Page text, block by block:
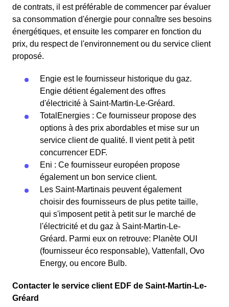
de contrats, il est préférable de commencer par évaluer
sa consommation d'énergie pour connaître ses besoins
énergétiques, et ensuite les comparer en fonction du
prix, du respect de l'environnement ou du service client
proposé.
Engie est le fournisseur historique du gaz.
Engie détient également des offres
d'électricité à Saint-Martin-Le-Gréard.
TotalEnergies : Ce fournisseur propose des
options à des prix abordables et mise sur un
service client de qualité. Il vient petit à petit
concurrencer EDF.
Eni : Ce fournisseur européen propose
également un bon service client.
Les Saint-Martinais peuvent également
choisir des fournisseurs de plus petite taille,
qui s'imposent petit à petit sur le marché de
l'électricité et du gaz à Saint-Martin-Le-
Gréard. Parmi eux on retrouve: Planète OUI
(fournisseur éco responsable), Vattenfall, Ovo
Energy, ou encore Bulb.
Contacter le service client EDF de Saint-Martin-Le-
Gréard